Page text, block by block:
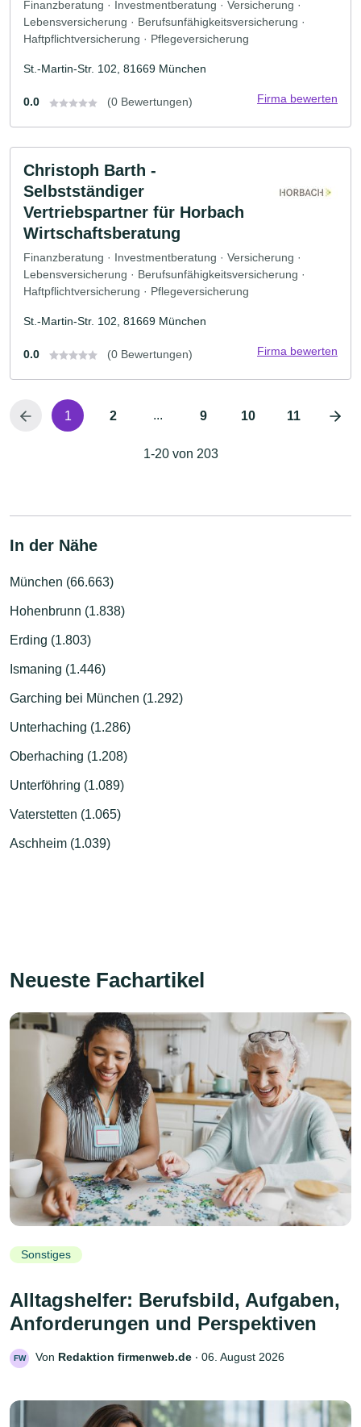
Finanzberatung · Investmentberatung · Versicherung ·
Lebensversicherung · Berufsunfähigkeitsversicherung ·
Haftpflichtversicherung · Pflegeversicherung
St.-Martin-Str. 102, 81669 München
0.0 (0 Bewertungen) Firma bewerten
Christoph Barth -
Selbstständiger
Vertriebspartner für Horbach
Wirtschaftsberatung
Finanzberatung · Investmentberatung · Versicherung ·
Lebensversicherung · Berufsunfähigkeitsversicherung ·
Haftpflichtversicherung · Pflegeversicherung
St.-Martin-Str. 102, 81669 München
0.0 (0 Bewertungen) Firma bewerten
1 2 ... 9 10 11
1-20 von 203
In der Nähe
München (66.663)
Hohenbrunn (1.838)
Erding (1.803)
Ismaning (1.446)
Garching bei München (1.292)
Unterhaching (1.286)
Oberhaching (1.208)
Unterföhring (1.089)
Vaterstetten (1.065)
Aschheim (1.039)
Neueste Fachartikel
Sonstiges
Alltagshelfer: Berufsbild, Aufgaben,
Anforderungen und Perspektiven
FW Von Redaktion firmenweb.de ‧ 06. August 2026